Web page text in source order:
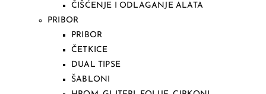
ČIŠĆENJE I ODLAGANJE ALATA
PRIBOR
PRIBOR
ČETKICE
DUAL TIPSE
ŠABLONI